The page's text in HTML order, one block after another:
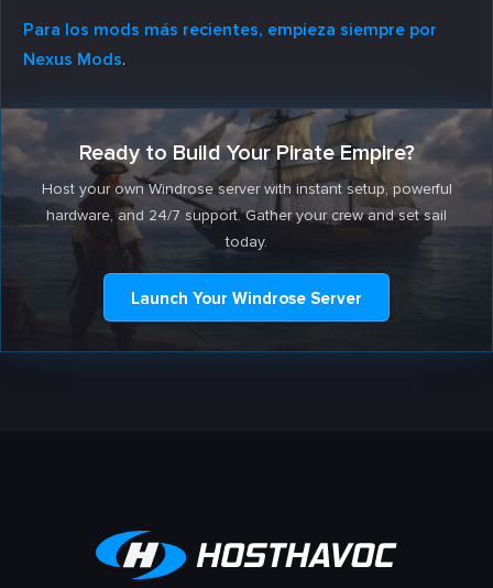
Para los mods más recientes, empieza siempre por
Nexus Mods.
Ready to Build Your Pirate Empire?
Host your own Windrose server with instant setup, powerful
hardware, and 24/7 support. Gather your crew and set sail
today.
Launch Your Windrose Server